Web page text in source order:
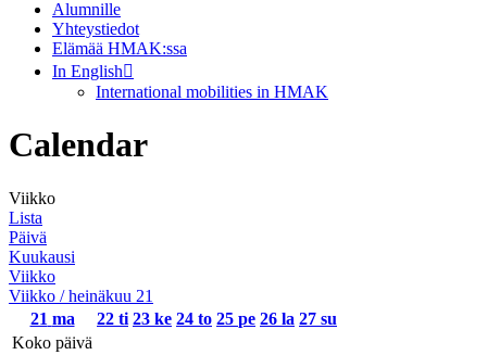
Alumnille
Yhteystiedot
Elämää HMAK:ssa
In English
International mobilities in HMAK
Calendar
Viikko
Lista
Päivä
Kuukausi
Viikko
Viikko / heinäkuu 21
21 ma 22 ti 23 ke 24 to 25 pe 26 la 27 su
Koko päivä